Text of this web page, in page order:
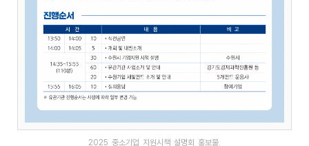
2025 중소기업 지원시책 설명회 홍보물.